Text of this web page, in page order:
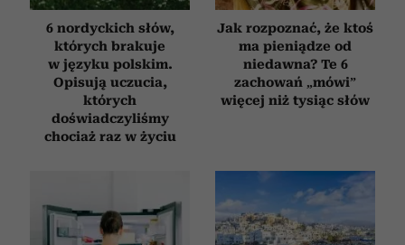
6 nordyckich słów,
których brakuje
w języku polskim.
Opisują uczucia,
których
doświadczyliśmy
chociaż raz w życiu
Jak rozpoznać, że ktoś
ma pieniądze od
niedawna? Te 6
zachowań „mówi”
więcej niż tysiąc słów